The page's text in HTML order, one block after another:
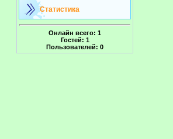
Статистика
Онлайн всего: 1
Гостей: 1
Пользователей: 0